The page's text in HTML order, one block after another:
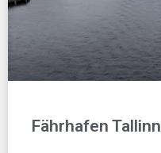
Fährhafen Tallinn